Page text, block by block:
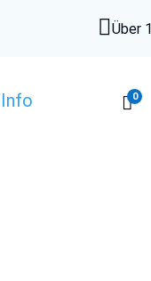
Über
Info 0